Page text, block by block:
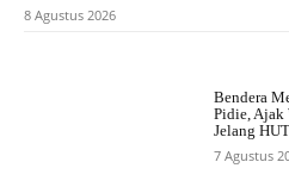
8 Agustus 2026
Bendera
Pidie, Ajak
Jelang
7 Agustus